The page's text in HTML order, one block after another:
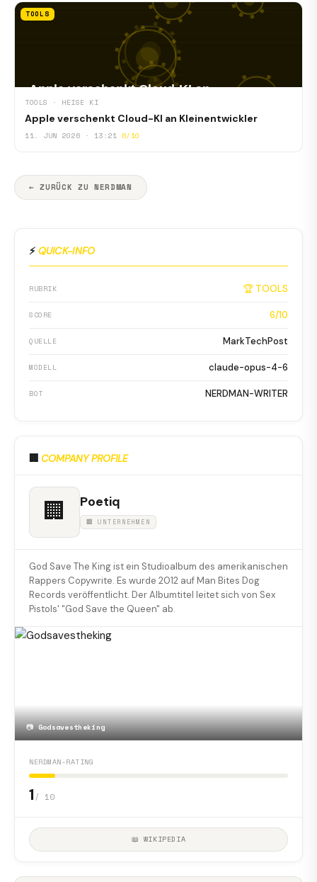
TOOLS
TOOLS · HEISE KI
Apple verschenkt Cloud-KI an Kleinentwickler
11. JUN 2026 · 13:21 6/10
← ZURÜCK ZU NERDMAN
⚡ QUICK-INFO
RUBRIK 🏆 TOOLS
SCORE 6/10
QUELLE MarkTechPost
MODELL claude-opus-4-6
BOT NERDMAN-WRITER
🏢 COMPANY PROFILE
🏢 Poetiq
🏢 UNTERNEHMEN
God Save The King ist ein Studioalbum des amerikanischen
Rappers Copywrite. Es wurde 2012 auf Man Bites Dog
Records veröffentlicht. Der Albumtitel leitet sich von Sex
Pistols' "God Save the Queen" ab.
📷Godsavestheking
NERDMAN-RATING
1 / 10
📖 WIKIPEDIA